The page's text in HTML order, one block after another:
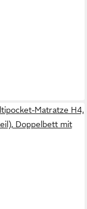
Matratze H4,
Doppelbett mit